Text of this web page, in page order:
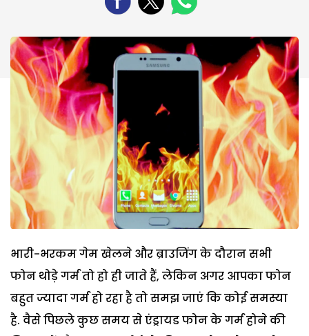
भारी-भरकम गेम खेलने और ब्राउजिंग के दौरान सभी
फोन थोड़े गर्म तो हो ही जाते हैं, लेकिन अगर आपका फोन
बहुत ज्यादा गर्म हो रहा है तो समझ जाएं कि कोई समस्या
है. वैसे पिछले कुछ समय से एंड्रायड फोन के गर्म होने की